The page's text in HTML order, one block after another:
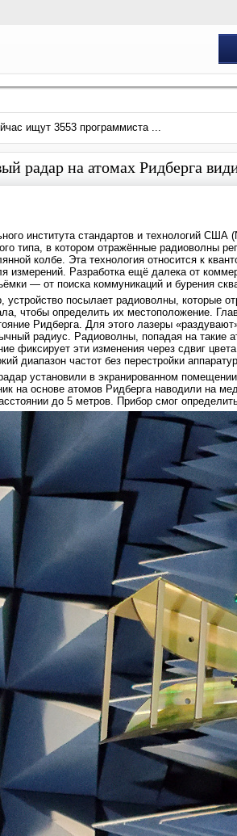
ищут 3553 программиста ...
радар на атомах Ридберга
института стандартов и технологий
типа, в котором отражённые радиоволны
колбе. Эта технология относится к
измерений. Разработка ещё далека от
— от поиска коммуникаций и бурения
устройство посылает радиоволны, которые
чтобы определить их местоположение.
Ридберга. Для этого лазеры
радиус. Радиоволны, попадая на такие
фиксирует эти изменения через сдвиг
диапазон частот без перестройки
установили в экранированном
на основе атомов Ридберга наводили на
до 5 метров. Прибор смог